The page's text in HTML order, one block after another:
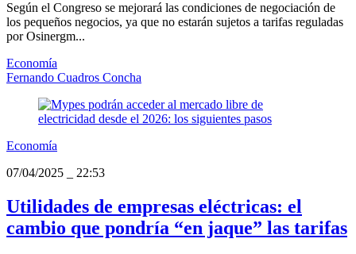
Según el Congreso se mejorará las condiciones de negociación de
los pequeños negocios, ya que no estarán sujetos a tarifas reguladas
por Osinergm...
Economía
Fernando Cuadros Concha
Economía
07/04/2025
22:53
Utilidades de empresas eléctricas: el
cambio que pondría “en jaque” las tarifas